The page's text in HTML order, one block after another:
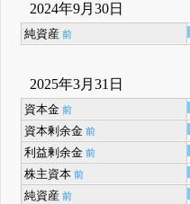
2024年9月30日
純資産 前
2025年3月31日
資本金 前
資本剰余金 前
利益剰余金 前
株主資本 前
純資産 前